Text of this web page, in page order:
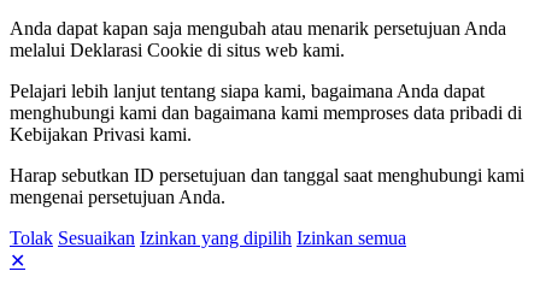
Anda dapat kapan saja mengubah atau menarik persetujuan Anda
melalui Deklarasi Cookie di situs web kami.
Pelajari lebih lanjut tentang siapa kami, bagaimana Anda dapat
menghubungi kami dan bagaimana kami memproses data pribadi di
Kebijakan Privasi kami.
Harap sebutkan ID persetujuan dan tanggal saat menghubungi kami
mengenai persetujuan Anda.
Tolak Sesuaikan Izinkan yang dipilih Izinkan semua
✕